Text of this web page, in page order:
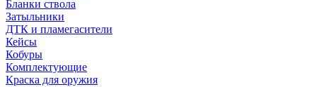
Бланки ствола
Затыльники
ДТК и пламегасители
Кейсы
Кобуры
Комплектующие
Краска для оружия